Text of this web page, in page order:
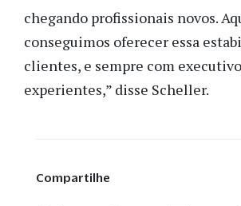
chegando profissionais novos.
conseguimos oferecer essa
clientes, e sempre com
experientes,” disse Scheller.
Compartilhe